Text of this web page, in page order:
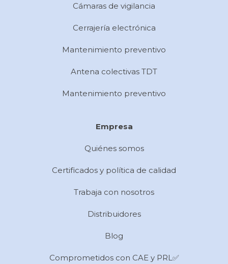
Cámaras de vigilancia
Cerrajería electrónica
Mantenimiento preventivo
Antena colectivas TDT
Mantenimiento preventivo
Empresa
Quiénes somos
Certificados y política de calidad
Trabaja con nosotros
Distribuidores
Blog
Comprometidos con CAE y PRL✅